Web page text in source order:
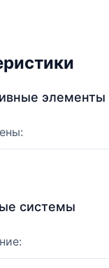
элементы
системы